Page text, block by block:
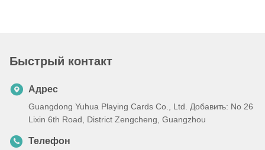
Быстрый контакт
Адрес
Guangdong Yuhua Playing Cards Co., Ltd. Добавить: No 26
Lixin 6th Road, District Zengcheng, Guangzhou
Телефон